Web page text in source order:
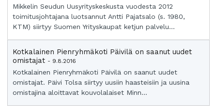
Mikkelin Seudun Uusyrityskeskusta vuodesta 2012
toimitusjohtajana luotsannut Antti Pajatsalo (s. 1980,
KTM) siirtyy Suomen Yrityskaupat ketjun palvelu...
Kotkalainen Pienryhmäkoti Päivilä on saanut uudet
omistajat - 9.8.2016
Kotkalainen Pienryhmäkoti Päivilä on saanut uudet
omistajat. Päivi Tolsa siirtyy uusiin haasteisiin ja uusina
omistajina aloittavat kouvolalaiset Minn...